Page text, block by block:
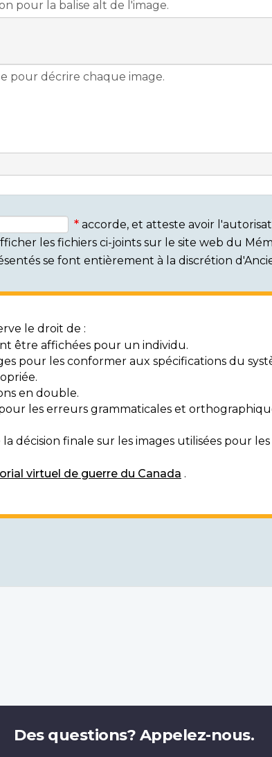
accorde, et atteste avoir
les fichiers ci-joints sur le site web du
se font entièrement à la discrétion
le droit de :
être affichées pour un individu.
pour les conformer aux spécifications du
en double.
les erreurs grammaticales et
décision finale sur les images utilisées pour
virtuel de guerre du Canada .
Des questions? Appelez-nous.